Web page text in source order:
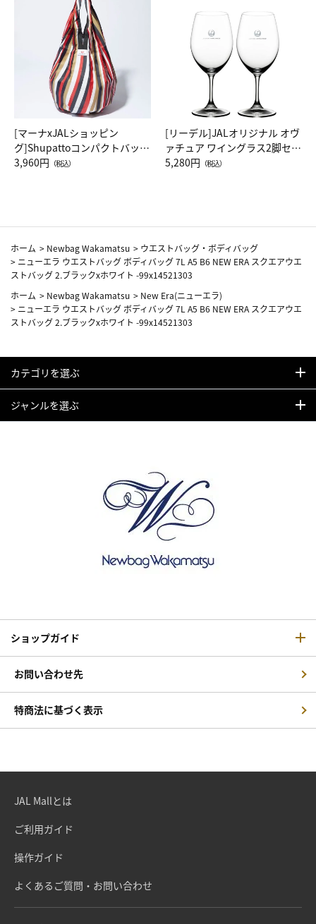
[マーナxJALショッピン
グ]Shupattoコンパクトバッグ
Drop JAL客室乗務員（LC）ス
3,960円 （税込）
[リーデル]JALオリジナル オヴ
ァチュア ワイングラス2脚セッ
ト（レッドワイン）
5,280円 （税込）
ホーム > Newbag Wakamatsu > ウエストバッグ・ボディバッグ
> ニューエラ ウエストバッグ ボディバッグ 7L A5 B6 NEW ERA スクエアウエ
ストバッグ 2.ブラックxホワイト -99x14521303
ホーム > Newbag Wakamatsu > New Era(ニューエラ)
> ニューエラ ウエストバッグ ボディバッグ 7L A5 B6 NEW ERA スクエアウエ
ストバッグ 2.ブラックxホワイト -99x14521303
カテゴリを選ぶ
ジャンルを選ぶ
ショップガイド
お問い合わせ先
特商法に基づく表示
JAL Mallとは
ご利用ガイド
操作ガイド
よくあるご質問・お問い合わせ